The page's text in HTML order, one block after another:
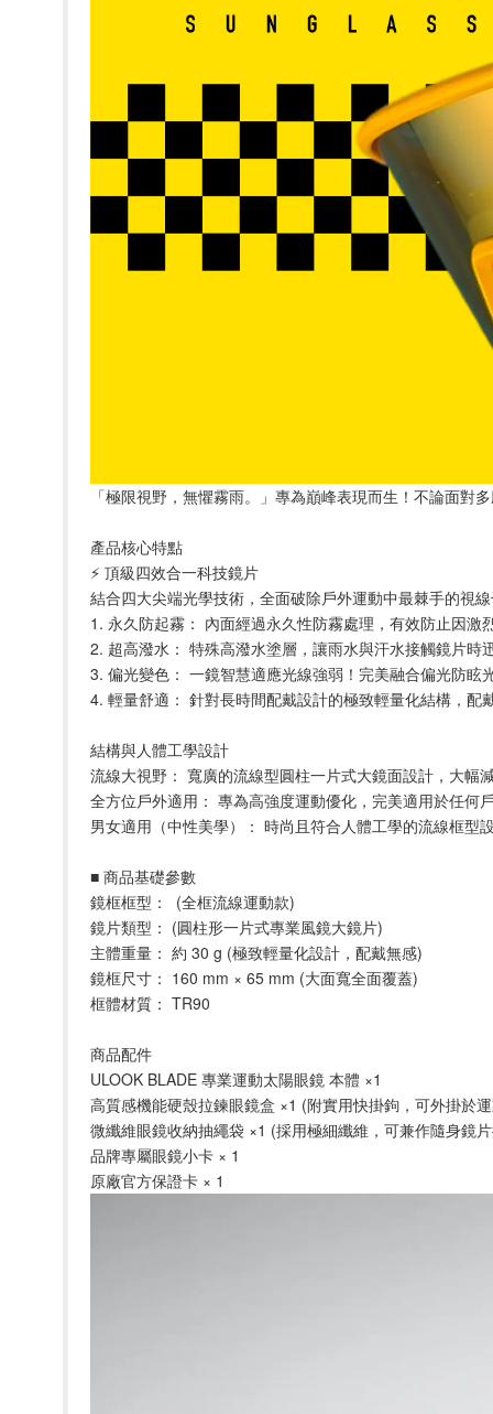
「極限視野，無懼霧雨。」專為巔峰表現而生！不論面對
產品核心特點
⚡ 頂級四效合一科技鏡片
結合四大尖端光學技術，全面破除戶外運動中最棘手的視
1. 永久防起霧： 內面經過永久性防霧處理，有效防止因激
2. 超高潑水： 特殊高潑水塗層，讓雨水與汗水接觸鏡片
3. 偏光變色： 一鏡智慧適應光線強弱！完美融合偏光防
4. 輕量舒適： 針對長時間配戴設計的極致輕量化結構，配
結構與人體工學設計
流線大視野： 寬廣的流線型圓柱一片式大鏡面設計，大幅
全方位戶外適用： 專為高強度運動優化，完美適用於任何
男女適用（中性美學）： 時尚且符合人體工學的流線框型
■ 商品基礎參數
鏡框框型：  (全框流線運動款)
鏡片類型： (圓柱形一片式專業風鏡大鏡片)
主體重量： 約 30 g (極致輕量化設計，配戴無感)
鏡框尺寸： 160 mm × 65 mm (大面寬全面覆蓋)
框體材質： TR90
商品配件
ULOOK BLADE 專業運動太陽眼鏡 本體 ×1
高質感機能硬殼拉鍊眼鏡盒 ×1 (附實用快掛鉤，可外掛於
微纖維眼鏡收納抽繩袋 ×1 (採用極細纖維，可兼作隨身鏡
品牌專屬眼鏡小卡 × 1
原廠官方保證卡 × 1